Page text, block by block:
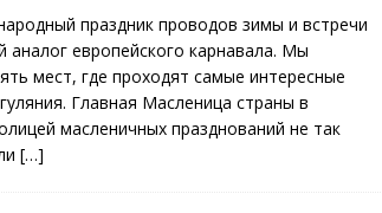
праздник проводов зимы и встречи
аналог европейского карнавала. Мы
мест, где проходят самые интересные
Главная Масленица страны в
масленичных празднований не так
[…]